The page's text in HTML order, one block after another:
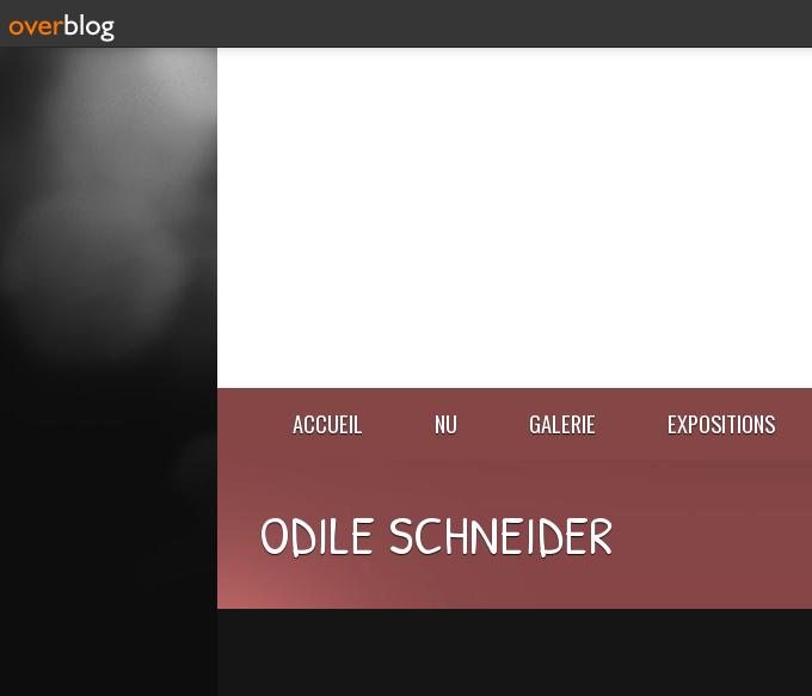
ACCUEIL NU GALERIE EXPOSITIONS
ODILE SCHNEIDER